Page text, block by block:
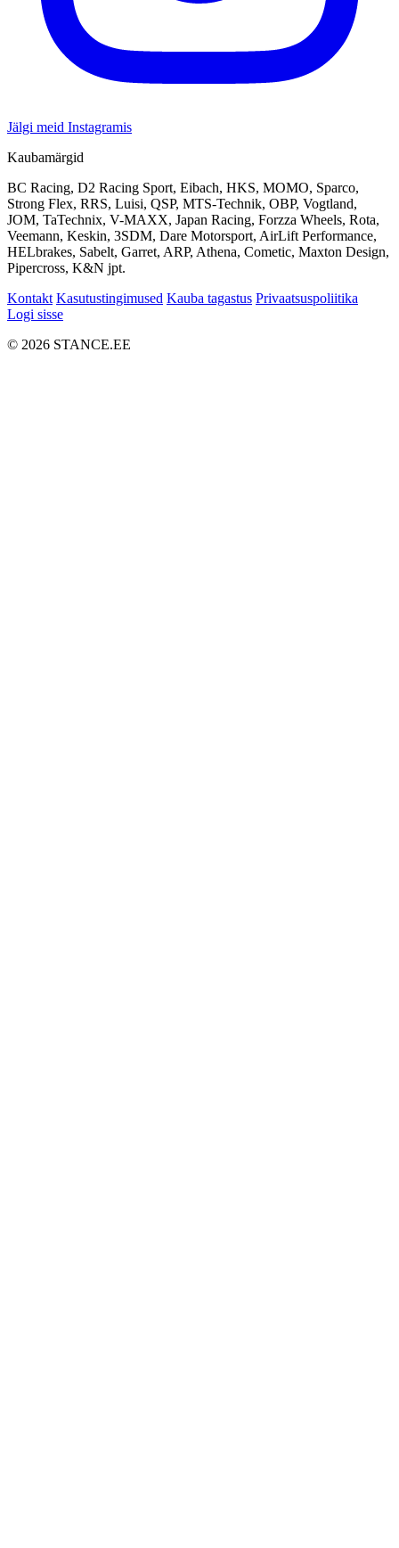
Jälgi meid Instagramis
Kaubamärgid
BC Racing, D2 Racing Sport, Eibach, HKS, MOMO, Sparco,
Strong Flex, RRS, Luisi, QSP, MTS-Technik, OBP, Vogtland,
JOM, TaTechnix, V-MAXX, Japan Racing, Forzza Wheels, Rota,
Veemann, Keskin, 3SDM, Dare Motorsport, AirLift Performance,
HELbrakes, Sabelt, Garret, ARP, Athena, Cometic, Maxton Design,
Pipercross, K&N jpt.
Kontakt Kasutustingimused Kauba tagastus Privaatsuspoliitika
Logi sisse
© 2026 STANCE.EE